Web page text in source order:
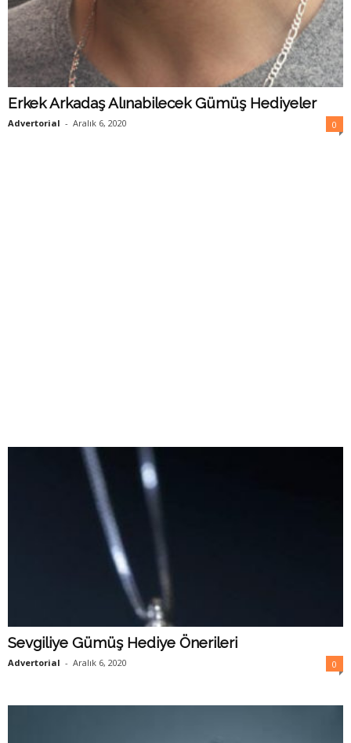
Erkek Arkadaş Alınabilecek Gümüş Hediyeler
Advertorial - Aralık 6, 2020 0
Sevgiliye Gümüş Hediye Önerileri
Advertorial - Aralık 6, 2020 0